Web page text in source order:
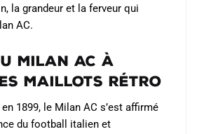
la grandeur et la ferveur qui
AC.
Milan AC à
Maillots Rétro
1899, le Milan AC s’est affirmé
du football italien et